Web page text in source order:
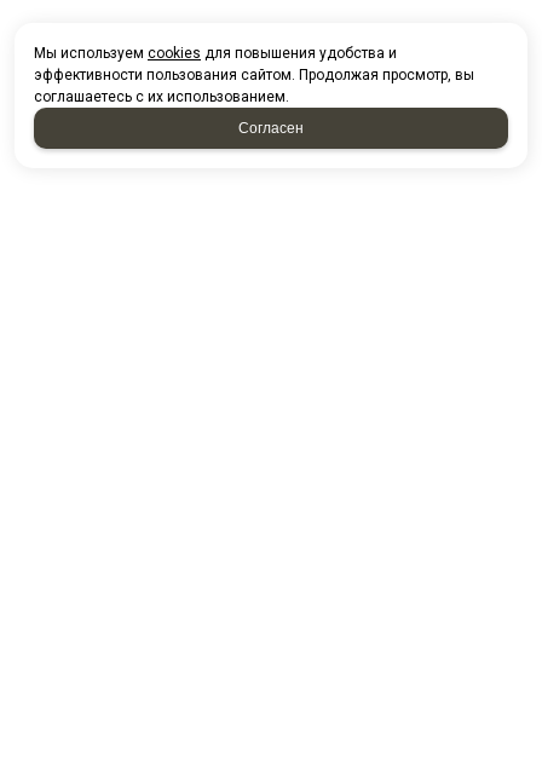
Мы используем cookies для повышения удобства и
эффективности пользования сайтом. Продолжая просмотр, вы
соглашаетесь с их использованием.
Согласен